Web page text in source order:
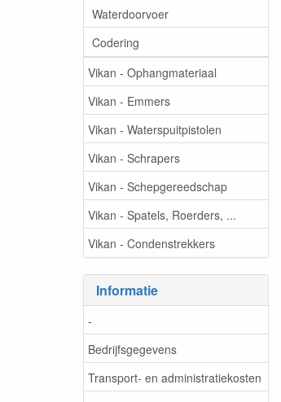
Waterdoorvoer
Codering
Vikan - Ophangmateriaal
Vikan - Emmers
Vikan - Waterspuitpistolen
Vikan - Schrapers
Vikan - Schepgereedschap
Vikan - Spatels, Roerders, ...
Vikan - Condenstrekkers
Informatie
-
Bedrijfsgegevens
Transport- en administratiekosten